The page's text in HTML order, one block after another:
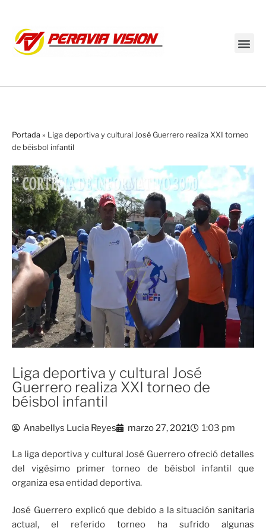
Portada » Liga deportiva y cultural José Guerrero realiza XXI torneo
de béisbol infantil
Liga deportiva y cultural José
Guerrero realiza XXI torneo de
béisbol infantil
Anabellys Lucia Reyes marzo 27, 2021 1:03 pm
La liga deportiva y cultural José Guerrero ofreció detalles
del vigésimo primer torneo de béisbol infantil que
organiza esa entidad deportiva.
José Guerrero explicó que debido a la situación sanitaria
actual, el referido torneo ha sufrido algunas